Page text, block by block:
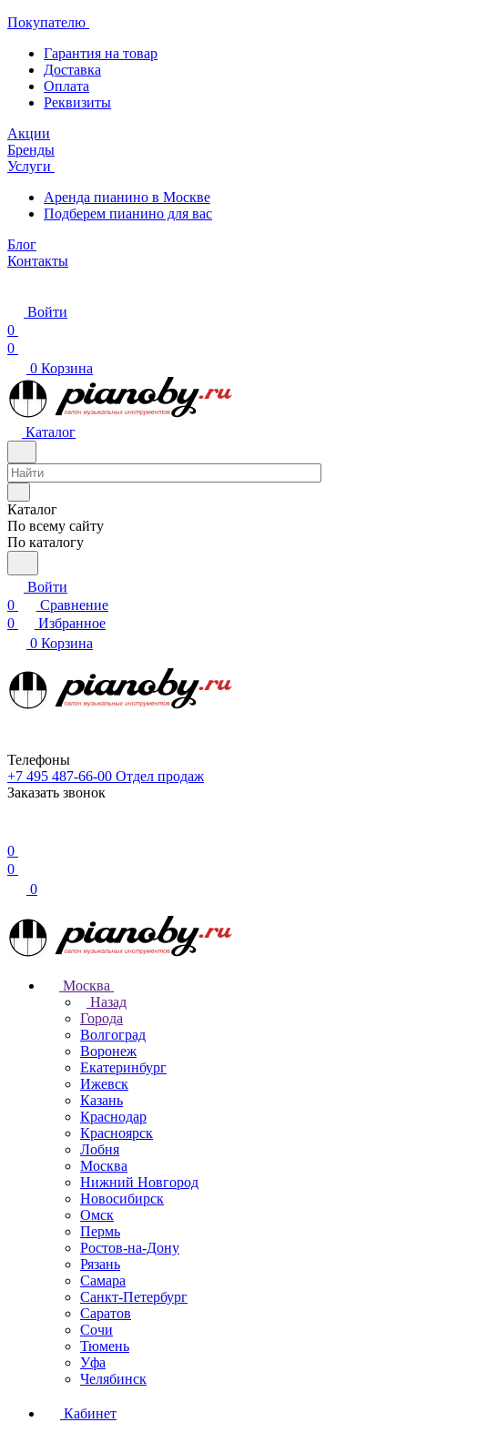
Покупателю
Гарантия на товар
Доставка
Оплата
Реквизиты
Акции
Бренды
Услуги
Аренда пианино в Москве
Подберем пианино для вас
Блог
Контакты
Войти
0
0
0 Корзина
Каталог
Каталог
По всему сайту
По каталогу
Войти
0
Сравнение
0
Избранное
0 Корзина
Телефоны
+7 495 487-66-00 Отдел продаж
Заказать звонок
0
0
0
Москва
Назад
Города
Волгоград
Воронеж
Екатеринбург
Ижевск
Казань
Краснодар
Красноярск
Лобня
Москва
Нижний Новгород
Новосибирск
Омск
Пермь
Ростов-на-Дону
Рязань
Самара
Санкт-Петербург
Саратов
Сочи
Тюмень
Уфа
Челябинск
Кабинет